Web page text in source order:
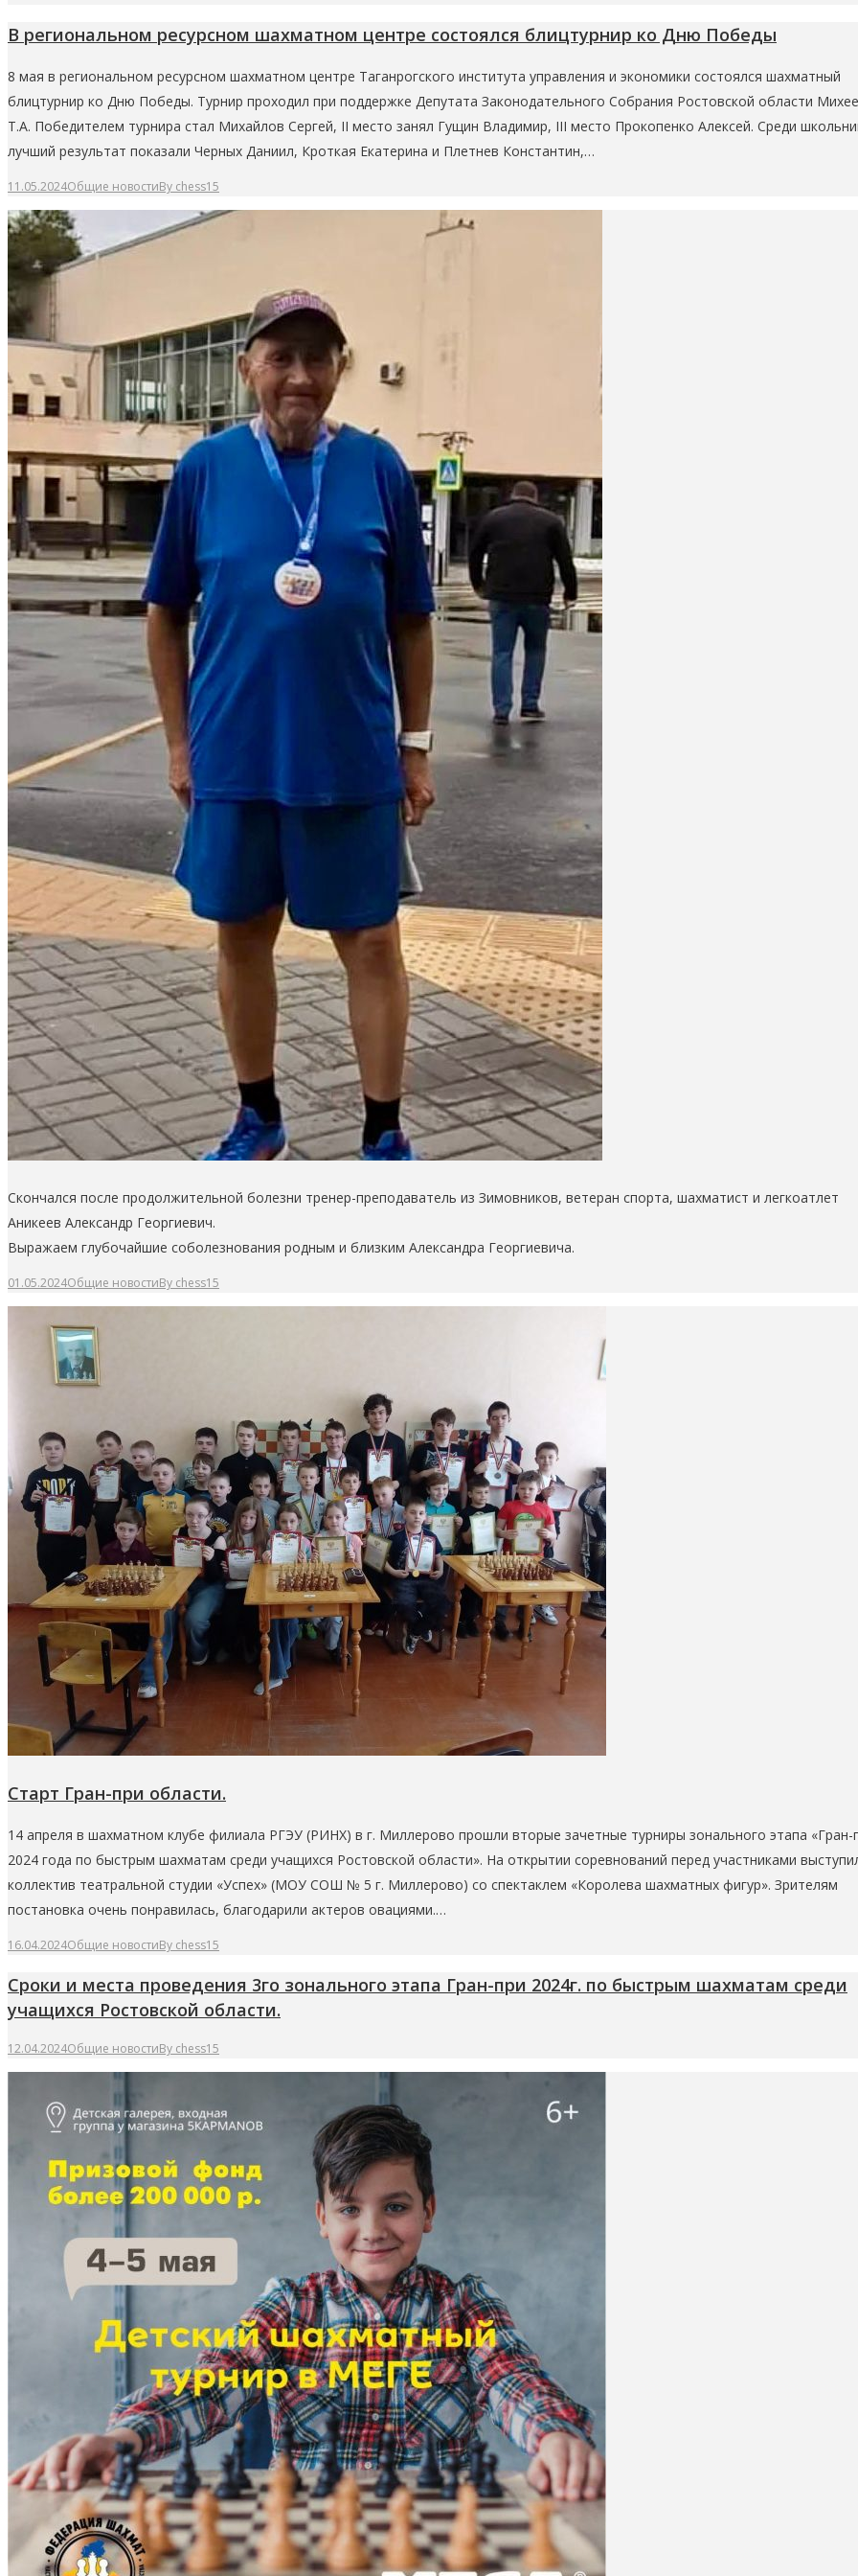
В региональном ресурсном шахматном центре состоялся блицтурнир ко Дню Победы
8 мая в региональном ресурсном шахматном центре Таганрогского института управления и экономики состоялся шахматный
блицтурнир ко Дню Победы. Турнир проходил при поддержке Депутата Законодательного Собрания Ростовской области
Т.А. Победителем турнира стал Михайлов Сергей, II место занял Гущин Владимир, III место Прокопенко Алексей. Среди
лучший результат показали Черных Даниил, Кроткая Екатерина и Плетнев Константин,…
11.05.2024Общие новостиBy chess15
Скончался после продолжительной болезни тренер-преподаватель из Зимовников, ветеран спорта, шахматист и легкоатлет
Аникеев Александр Георгиевич.
Выражаем глубочайшие соболезнования родным и близким Александра Георгиевича.
01.05.2024Общие новостиBy chess15
Старт Гран-при области.
14 апреля в шахматном клубе филиала РГЭУ (РИНХ) в г. Миллерово прошли вторые зачетные турниры зонального этапа «Гран-
2024 года по быстрым шахматам среди учащихся Ростовской области». На открытии соревнований перед участниками
коллектив театральной студии «Успех» (МОУ СОШ № 5 г. Миллерово) со спектаклем «Королева шахматных фигур». Зрителям
постановка очень понравилась, благодарили актеров овациями.…
16.04.2024Общие новостиBy chess15
Сроки и места проведения 3го зонального этапа Гран-при 2024г. по быстрым шахматам среди
учащихся Ростовской области.
12.04.2024Общие новостиBy chess15